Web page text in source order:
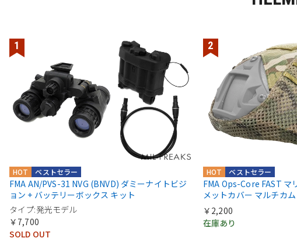
ベストセラー
HOT
FMA AN/PVS-31 NVG (BNVD) ダミーナイトビジ
ョン + バッテリーボックス キット
タイプ:発光モデル
￥7,700
SOLD OUT
ベストセラー
HOT
FMA Ops-Core FAST マ
メットカバー マルチカ
￥2,200
在庫あり